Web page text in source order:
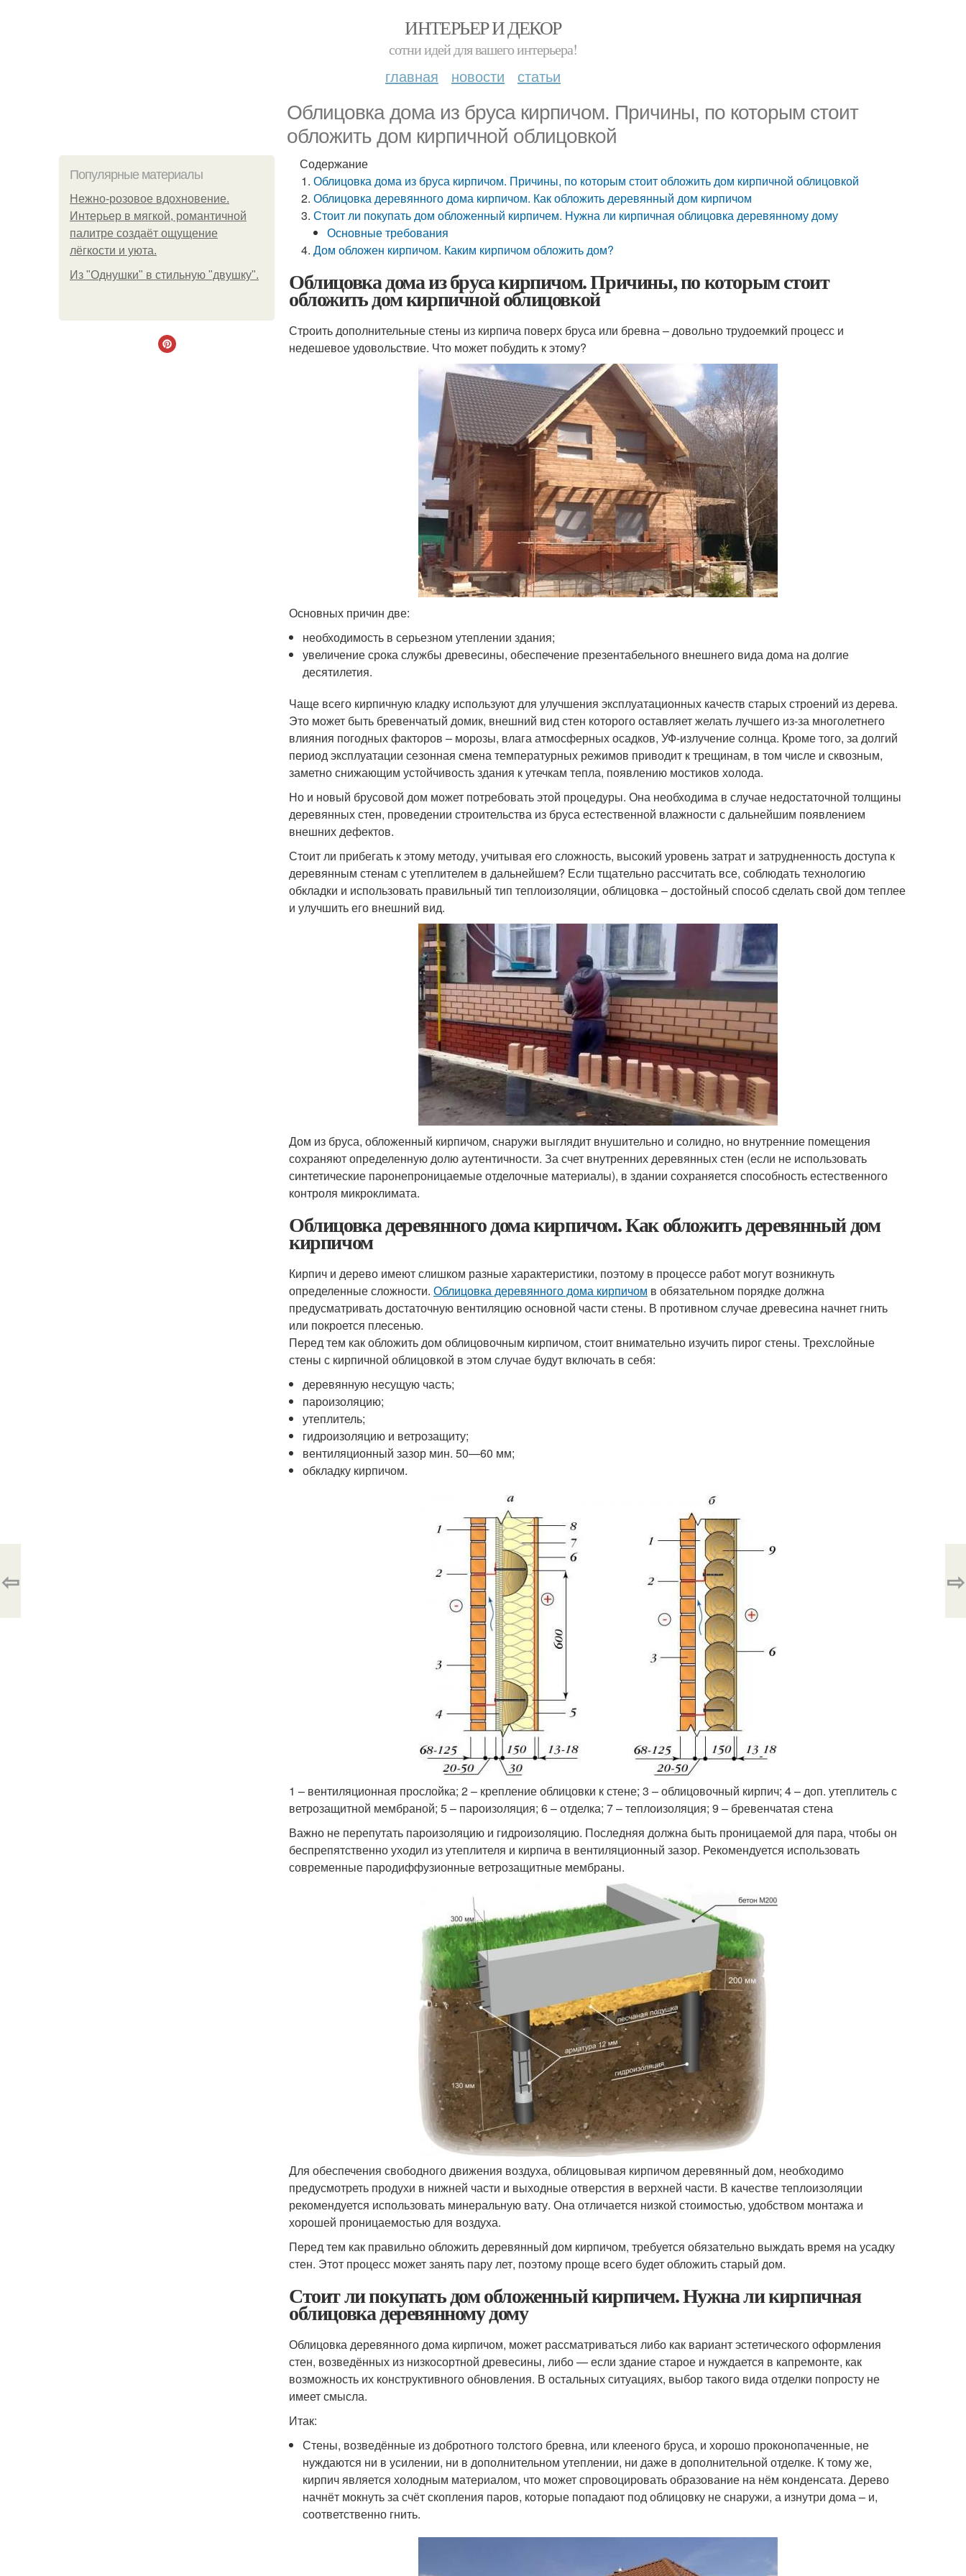
ИНТЕРЬЕР И ДЕКОР
сотни идей для вашего интерьера!
главная новости статьи
Облицовка дома из бруса кирпичом. Причины, по которым стоит
обложить дом кирпичной облицовкой
Популярные материалы
Нежно-розовое вдохновение.
Интерьер в мягкой, романтичной
палитре создаёт ощущение
лёгкости и уюта.
Из "Однушки" в стильную "двушку".
Содержание
Облицовка дома из бруса кирпичом. Причины, по которым стоит обложить дом кирпичной облицовкой
Облицовка деревянного дома кирпичом. Как обложить деревянный дом кирпичом
Стоит ли покупать дом обложенный кирпичем. Нужна ли кирпичная облицовка деревянному дому
Основные требования
Дом обложен кирпичом. Каким кирпичом обложить дом?
Облицовка дома из бруса кирпичом. Причины, по которым стоит
обложить дом кирпичной облицовкой
Строить дополнительные стены из кирпича поверх бруса или бревна – довольно трудоемкий процесс и
недешевое удовольствие. Что может побудить к этому?
Основных причин две:
необходимость в серьезном утеплении здания;
увеличение срока службы древесины, обеспечение презентабельного внешнего вида дома на долгие
десятилетия.
Чаще всего кирпичную кладку используют для улучшения эксплуатационных качеств старых строений из дерева.
Это может быть бревенчатый домик, внешний вид стен которого оставляет желать лучшего из-за многолетнего
влияния погодных факторов – морозы, влага атмосферных осадков, УФ-излучение солнца. Кроме того, за долгий
период эксплуатации сезонная смена температурных режимов приводит к трещинам, в том числе и сквозным,
заметно снижающим устойчивость здания к утечкам тепла, появлению мостиков холода.
Но и новый брусовой дом может потребовать этой процедуры. Она необходима в случае недостаточной толщины
деревянных стен, проведении строительства из бруса естественной влажности с дальнейшим появлением
внешних дефектов.
Стоит ли прибегать к этому методу, учитывая его сложность, высокий уровень затрат и затрудненность доступа к
деревянным стенам с утеплителем в дальнейшем? Если тщательно рассчитать все, соблюдать технологию
обкладки и использовать правильный тип теплоизоляции, облицовка – достойный способ сделать свой дом теплее
и улучшить его внешний вид.
Дом из бруса, обложенный кирпичом, снаружи выглядит внушительно и солидно, но внутренние помещения
сохраняют определенную долю аутентичности. За счет внутренних деревянных стен (если не использовать
синтетические паронепроницаемые отделочные материалы), в здании сохраняется способность естественного
контроля микроклимата.
Облицовка деревянного дома кирпичом. Как обложить деревянный дом
кирпичом
Кирпич и дерево имеют слишком разные характеристики, поэтому в процессе работ могут возникнуть
определенные сложности. Облицовка деревянного дома кирпичом в обязательном порядке должна
предусматривать достаточную вентиляцию основной части стены. В противном случае древесина начнет гнить
или покроется плесенью.
Перед тем как обложить дом облицовочным кирпичом, стоит внимательно изучить пирог стены. Трехслойные
стены с кирпичной облицовкой в этом случае будут включать в себя:
деревянную несущую часть;
пароизоляцию;
утеплитель;
гидроизоляцию и ветрозащиту;
вентиляционный зазор мин. 50—60 мм;
обкладку кирпичом.
1 – вентиляционная прослойка; 2 – крепление облицовки к стене; 3 – облицовочный кирпич; 4 – доп. утеплитель с
ветрозащитной мембраной; 5 – пароизоляция; 6 – отделка; 7 – теплоизоляция; 9 – бревенчатая стена
Важно не перепутать пароизоляцию и гидроизоляцию. Последняя должна быть проницаемой для пара, чтобы он
беспрепятственно уходил из утеплителя и кирпича в вентиляционный зазор. Рекомендуется использовать
современные пародиффузионные ветрозащитные мембраны.
Для обеспечения свободного движения воздуха, облицовывая кирпичом деревянный дом, необходимо
предусмотреть продухи в нижней части и выходные отверстия в верхней части. В качестве теплоизоляции
рекомендуется использовать минеральную вату. Она отличается низкой стоимостью, удобством монтажа и
хорошей проницаемостью для воздуха.
Перед тем как правильно обложить деревянный дом кирпичом, требуется обязательно выждать время на усадку
стен. Этот процесс может занять пару лет, поэтому проще всего будет обложить старый дом.
Стоит ли покупать дом обложенный кирпичем. Нужна ли кирпичная
облицовка деревянному дому
Облицовка деревянного дома кирпичом, может рассматриваться либо как вариант эстетического оформления
стен, возведённых из низкосортной древесины, либо — если здание старое и нуждается в капремонте, как
возможность их конструктивного обновления. В остальных ситуациях, выбор такого вида отделки попросту не
имеет смысла.
Итак:
Стены, возведённые из добротного толстого бревна, или клееного бруса, и хорошо проконопаченные, не
нуждаются ни в усилении, ни в дополнительном утеплении, ни даже в дополнительной отделке. К тому же,
кирпич является холодным материалом, что может спровоцировать образование на нём конденсата. Дерево
начнёт мокнуть за счёт скопления паров, которые попадают под облицовку не снаружи, а изнутри дома – и,
соответственно гнить.
⇦ ⇨